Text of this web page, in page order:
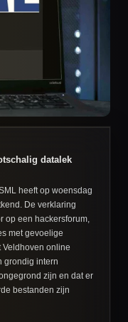
datalek
heeft op woensdag
De verklaring
op een hackersforum,
met gevoelige
online
grondig intern
zijn en dat er
bestanden zijn